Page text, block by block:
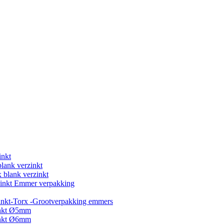
verzinkt
blank verzinkt
Emmer verpakking
Torx -Grootverpakking emmers
Ø5mm
Ø6mm